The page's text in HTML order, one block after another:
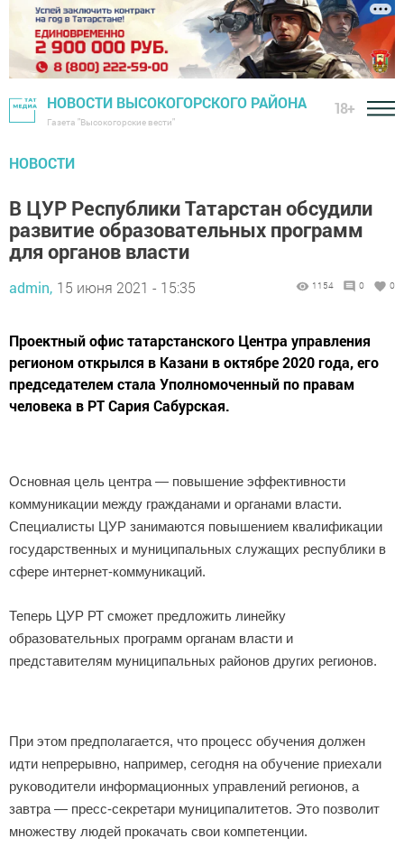
НОВОСТИ ВЫСОКОГОРСКОГО РАЙОНА
Газета "Высокогорские вести"
18+
НОВОСТИ
В ЦУР Республики Татарстан обсудили
развитие образовательных программ
для органов власти
admin, 15 июня 2021 - 15:35 1154 0 0
Проектный офис татарстанского Центра управления
регионом открылся в Казани в октябре 2020 года, его
председателем стала Уполномоченный по правам
человека в РТ Сария Сабурская.
Основная цель центра — повышение эффективности
коммуникации между гражданами и органами власти.
Специалисты ЦУР занимаются повышением квалификации
государственных и муниципальных служащих республики в
сфере интернет-коммуникаций.
Теперь ЦУР РТ сможет предложить линейку
образовательных программ органам власти и
представителям муниципальных районов других регионов.
При этом предполагается, что процесс обучения должен
идти непрерывно, например, сегодня на обучение приехали
руководители информационных управлений регионов, а
завтра — пресс-секретари муниципалитетов. Это позволит
множеству людей прокачать свои компетенции.